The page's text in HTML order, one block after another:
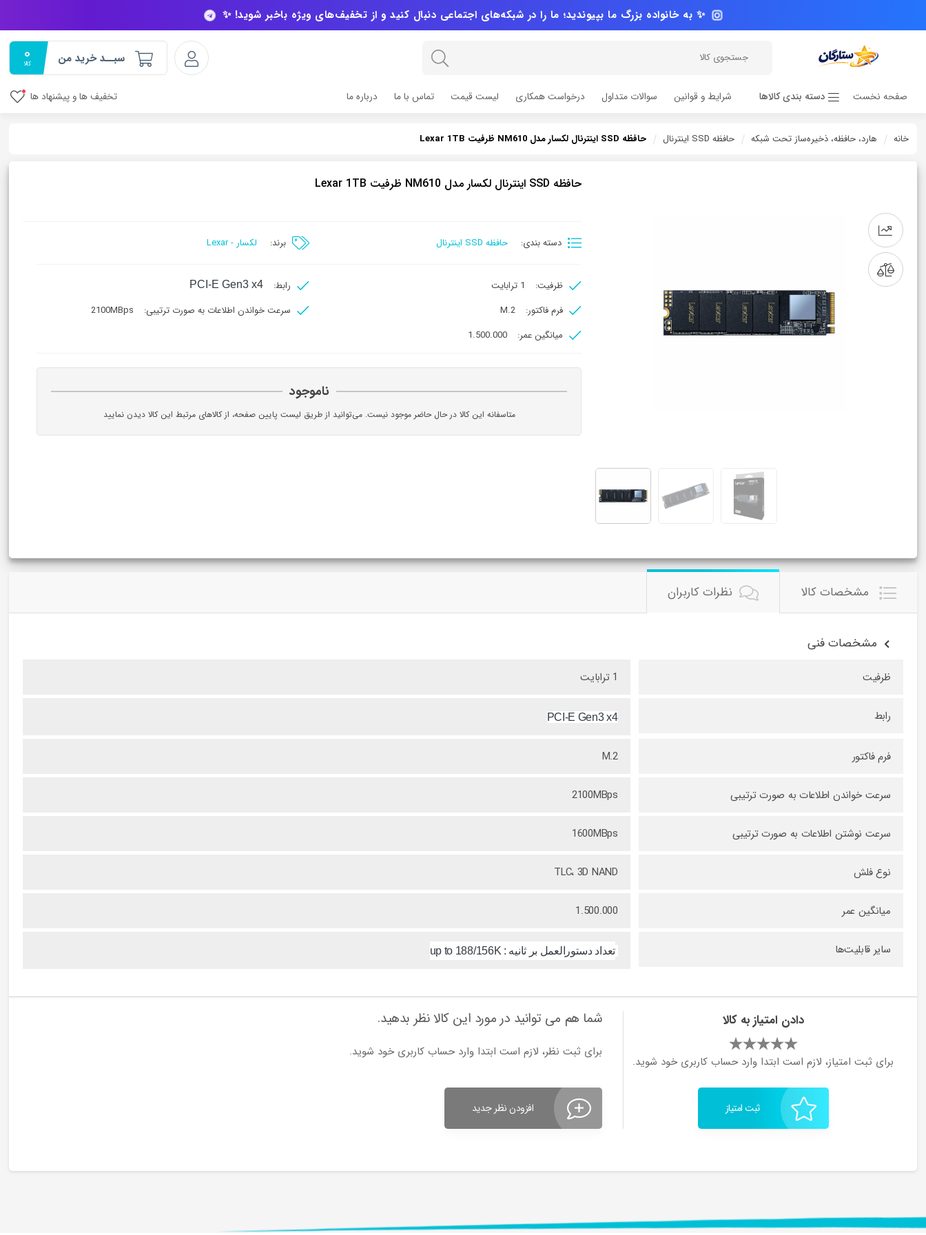
✨ به خانواده بزرگ ما بپیوندید؛ ما را در شبکه‌های اجتماعی دنبال کنید و از تخفیف‌های ویژه باخبر شوید! ✨
سبــد خرید من 0
کالا
صفحه نخست دسته بندی کالاها شرایط و قوانین سوالات متداول درخواست همکاری لیست قیمت تماس با ما درباره ما تخفیف ها و پیشنهاد ها
خانه هارد، ‌حافظه، ذخیره‌ساز تحت شبکه حافظه SSD اینترنال حافظه SSD اینترنال لکسار مدل NM610 ظرفیت Lexar 1TB
حافظه SSD اینترنال لکسار مدل NM610 ظرفیت Lexar 1TB
دسته بندی: حافظه SSD اینترنال برند: لکسار - Lexar
ظرفیت: 1 ترابایت رابط: PCI-E Gen3 x4
فرم فاکتور: M.2 سرعت خواندن اطلاعات به صورت ترتیبی:
2100MBps
میانگین عمر:
1.500.000
ناموجود
متاسفانه این کالا در حال حاضر موجود نیست. می‌توانید از طریق لیست پایین صفحه، از کالاهای مرتبط این کالا دیدن نمایید
مشخصات کالا نظرات کاربران
مشخصات فنی
ظرفیت 1 ترابایت
رابط PCI-E Gen3 x4
فرم فاکتور M.2
سرعت خواندن اطلاعات به صورت ترتیبی 2100MBps
سرعت نوشتن اطلاعات به صورت ترتیبی 1600MBps
نوع فلش TLC، 3D NAND
میانگین عمر 1.500.000
سایر قابلیت‌ها تعداد دستورالعمل بر ثانیه : up to 188/156K
دادن امتیاز به کالا
برای ثبت امتیاز، لازم است ابتدا وارد حساب کاربری خود شوید.
ثبت امتیاز
شما هم می توانید در مورد این کالا نظر بدهید.
برای ثبت نظر، لازم است ابتدا وارد حساب کاربری خود شوید.
افزودن نظر جدید